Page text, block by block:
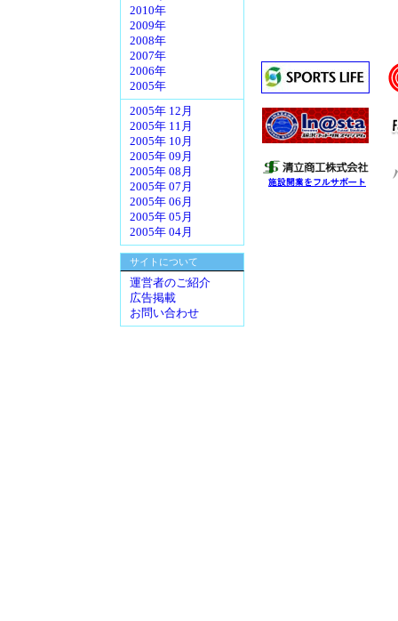
2010年
2009年
2008年
2007年
2006年
2005年
2005年 12月
2005年 11月
2005年 10月
2005年 09月
2005年 08月
2005年 07月
2005年 06月
2005年 05月
2005年 04月
サイトについて
運営者のご紹介
広告掲載
お問い合わせ